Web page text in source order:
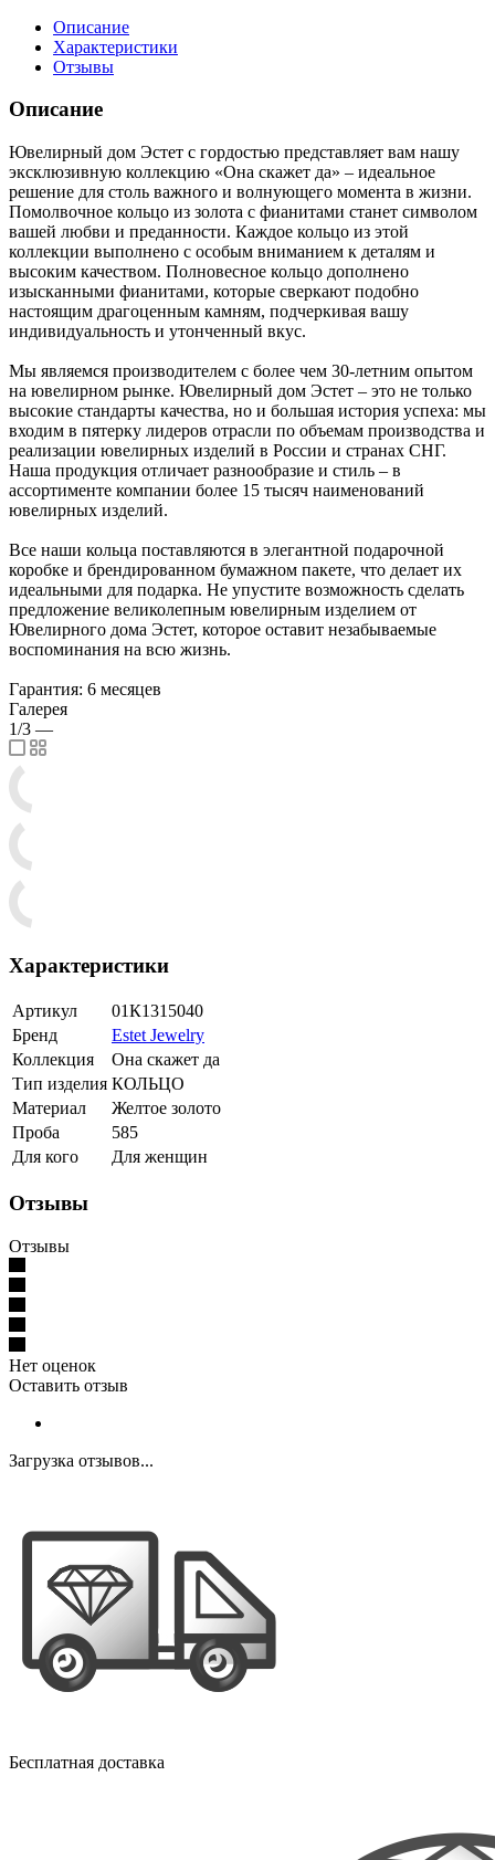
Описание
Характеристики
Отзывы
Описание
Ювелирный дом Эстет с гордостью представляет вам нашу
эксклюзивную коллекцию «Она скажет да» – идеальное
решение для столь важного и волнующего момента в жизни.
Помолвочное кольцо из золота с фианитами станет символом
вашей любви и преданности. Каждое кольцо из этой
коллекции выполнено с особым вниманием к деталям и
высоким качеством. Полновесное кольцо дополнено
изысканными фианитами, которые сверкают подобно
настоящим драгоценным камням, подчеркивая вашу
индивидуальность и утонченный вкус.
Мы являемся производителем с более чем 30-летним опытом
на ювелирном рынке. Ювелирный дом Эстет – это не только
высокие стандарты качества, но и большая история успеха: мы
входим в пятерку лидеров отрасли по объемам производства и
реализации ювелирных изделий в России и странах СНГ.
Наша продукция отличает разнообразие и стиль – в
ассортименте компании более 15 тысяч наименований
ювелирных изделий.
Все наши кольца поставляются в элегантной подарочной
коробке и брендированном бумажном пакете, что делает их
идеальными для подарка. Не упустите возможность сделать
предложение великолепным ювелирным изделием от
Ювелирного дома Эстет, которое оставит незабываемые
воспоминания на всю жизнь.
Гарантия: 6 месяцев
Галерея
1/3 —
Характеристики
Артикул
01К1315040
Бренд
Estet Jewelry
Коллекция
Она скажет да
Тип изделия КОЛЬЦО
Материал
Желтое золото
Проба
585
Для кого
Для женщин
Отзывы
Отзывы
Нет оценок
Оставить отзыв
Загрузка отзывов...
Бесплатная доставка